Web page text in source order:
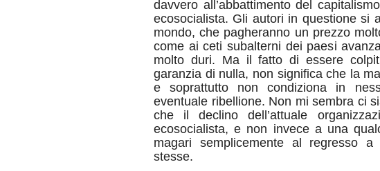
davvero all’abbattimento del
ecosocialista. Gli autori in questione si
mondo, che pagheranno un prezzo
come ai ceti subalterni dei paesi
molto duri. Ma il fatto di essere
garanzia di nulla, non significa che la
e soprattutto non condiziona in
eventuale ribellione. Non mi sembra ci
che il declino dell’attuale
ecosocialista, e non invece a una
magari semplicemente al regresso
stesse.